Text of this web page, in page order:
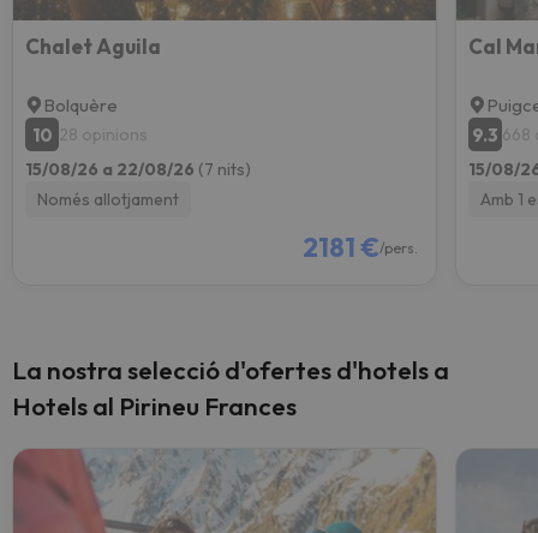
Chalet Aguila
Bolquère
10 28 opinions
15/08/26 a 22/08/26 (7 nits)
Només allotjament
2181 €/pers.
Cal
9.3 668
15/08/
Amb 1
La nostra selecció d'ofertes d'hotels a
Hotels al Pirineu Frances